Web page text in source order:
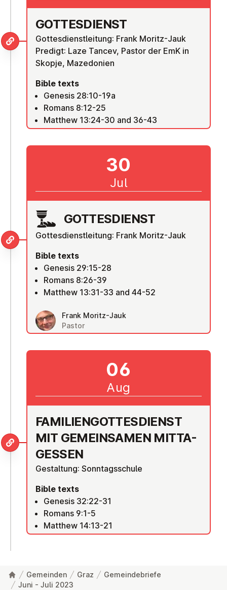
GOTTES­DI­ENST
Gottesdienstleitung: Frank Moritz-Jauk
Predigt: Laze Tancev, Pastor der EmK in
Skopje, Mazedonien
Bible texts
Genesis 28:10-19a
Romans 8:12-25
Matthew 13:24-30 and 36-43
GOTTES­DI­ENST
Gottesdienstleitung: Frank Moritz-Jauk
Bible texts
Genesis 29:15-28
Romans 8:26-39
Matthew 13:31-33 and 44-52
Frank Moritz-Jauk
Pastor
30
Jul
FAM­I­LI­EN­GOTTES­DI­ENST
MIT GE­MEIN­SAMEN MIT­TA­
GESSEN
Gestaltung: Sonntagsschule
Bible texts
Genesis 32:22-31
Romans 9:1-5
Matthew 14:13-21
06
Aug
Gemeinden Graz
Gemeindebriefe
Juni - Juli 2023